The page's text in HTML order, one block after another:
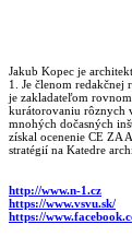
Jakub Kopec je
1. Je členom redakčnej
je zakladateľom
kurátorovaniu rôznych
mnohých dočasných
získal ocenenie CE ZA
stratégií na Katedre
http://www.n-1.cz
https://www.vsvu.sk/
https://